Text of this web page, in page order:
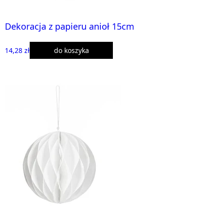
Dekoracja z papieru anioł 15cm
14,28 zł do koszyka